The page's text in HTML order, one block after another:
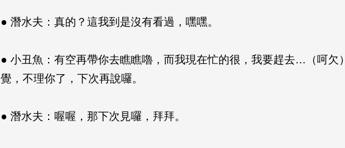
● 潛水夫：真的？這我到是沒有看過，嘿嘿。
● 小丑魚：有空再帶你去瞧瞧嚕，而我現在忙的很，我要趕去…（呵欠
覺，不理你了，下次再說囉。
● 潛水夫：喔喔，那下次見囉，拜拜。